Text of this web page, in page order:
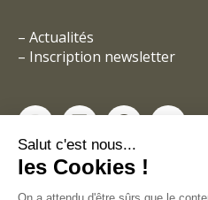
– Actualités
– Inscription newsletter
Salut c'est nous...
les Cookies !
On a attendu d'être sûrs que le